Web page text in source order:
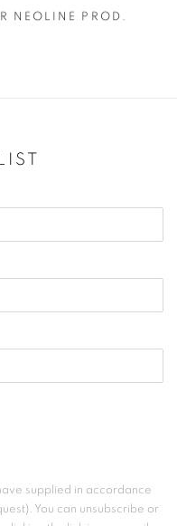
NEOLINE PROD.
supplied in accordance
You can unsubscribe or